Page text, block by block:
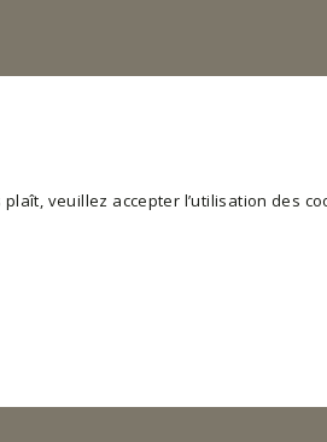
veuillez accepter l’utilisation des